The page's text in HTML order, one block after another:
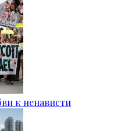
к ненависти